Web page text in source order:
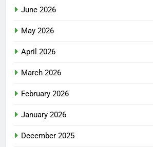
June 2026
May 2026
April 2026
March 2026
February 2026
January 2026
December 2025